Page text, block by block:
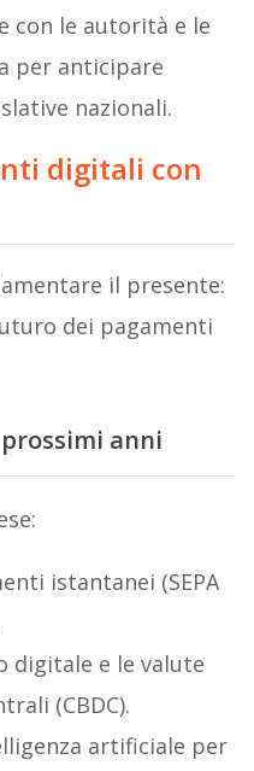
con le autorità e le
per anticipare
nazionali.
digitali con
il presente:
dei pagamenti
anni
istantanei (SEPA
digitale e le valute
(CBDC).
artificiale per